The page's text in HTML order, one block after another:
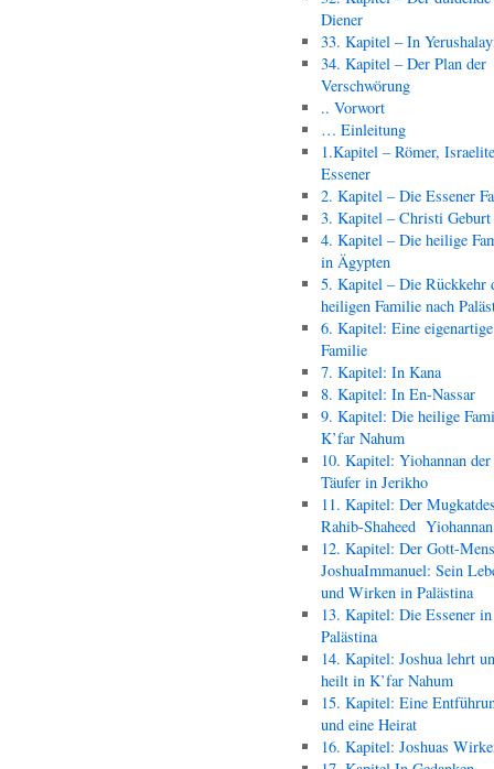
Diener
33. Kapitel – In
34. Kapitel – Der Plan der
Verschwörung
.. Vorwort
… Einleitung
1.Kapitel – Römer,
Essener
2. Kapitel – Die Essener
3. Kapitel – Christi Geburt
4. Kapitel – Die heilige
in Ägypten
5. Kapitel – Die Rückkehr
heiligen Familie nach
6. Kapitel: Eine eigenartige
Familie
7. Kapitel: In Kana
8. Kapitel: In En-Nassar
9. Kapitel: Die heilige
K’far Nahum
10. Kapitel: Yiohannan der
Täufer in Jerikho
11. Kapitel: Der
Rahib-Shaheed
12. Kapitel: Der Gott-
JoshuaImmanuel: Sein
und Wirken in Palästina
13. Kapitel: Die Essener in
Palästina
14. Kapitel: Joshua lehrt
heilt in K’far Nahum
15. Kapitel: Eine
und eine Heirat
16. Kapitel: Joshuas